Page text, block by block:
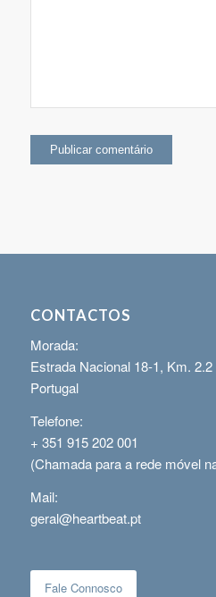
CONTACTOS
Morada:
Estrada Nacional 18-1, Km.
Portugal
Telefone:
+ 351 915 202 001
(Chamada para a rede móvel
Mail:
geral@heartbeat.pt
Fale Connosco